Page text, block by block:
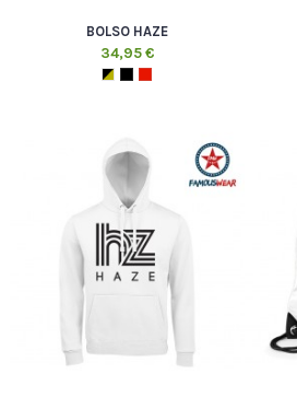
BOLSO HAZE
34,95 €